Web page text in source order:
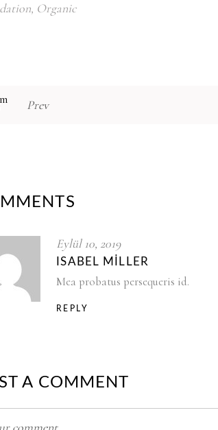
, Organic
Prev
Eylül 10, 2019
ISABEL MILLER
Mea probatus persequeris id.
REPLY
A COMMENT